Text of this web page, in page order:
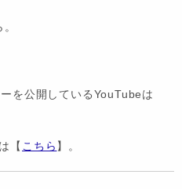
を公開しているYouTubeは
【 こちら 】。